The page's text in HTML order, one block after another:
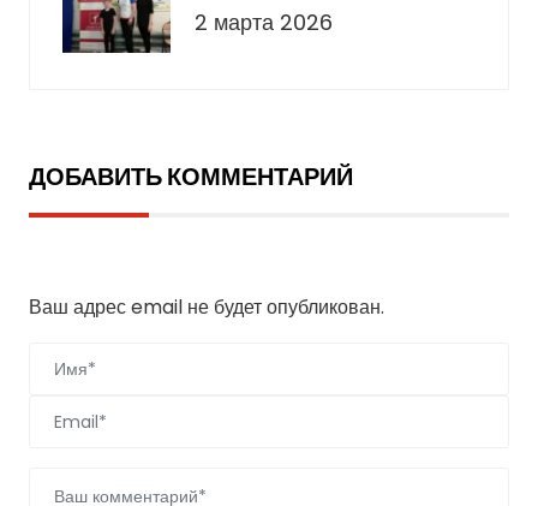
2 марта 2026
ДОБАВИТЬ КОММЕНТАРИЙ
Ваш адрес email не будет опубликован.